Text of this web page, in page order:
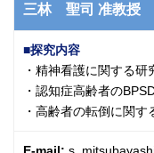
三林 聖司 准教授
探究内容
・精神看護に関する研
・認知症高齢者の
・高齢者の転倒に関す